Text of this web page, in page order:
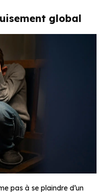
global
pas à se plaindre d’un